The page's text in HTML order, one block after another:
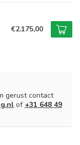
€2.175,00
gerust contact
of +31 648 49